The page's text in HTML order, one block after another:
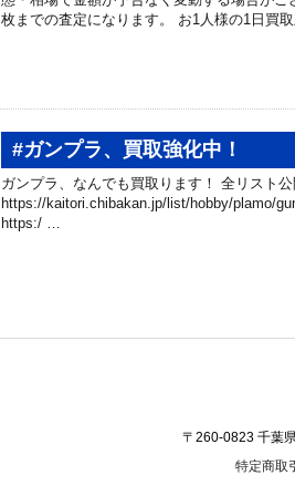
枚までの査定になります。 お1人様の1日買
#ガンプラ、買取強化中！
ガンプラ、なんでも買取ります！ 全リスト公
https://kaitori.chibakan.jp/list/hobby/plamo/
https:/ …
〒260-0823 千葉
特定商取